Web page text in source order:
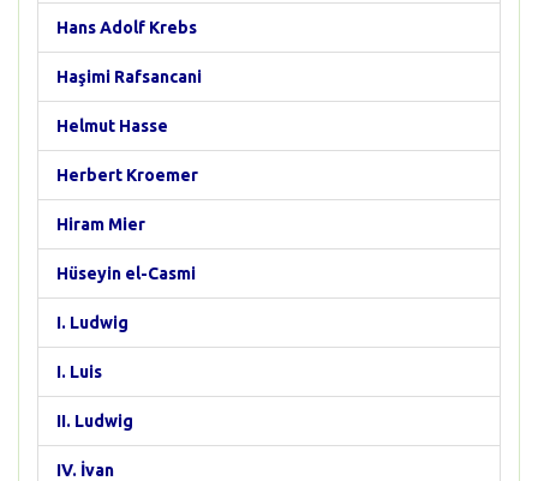
Hans Adolf Krebs
Haşimi Rafsancani
Helmut Hasse
Herbert Kroemer
Hiram Mier
Hüseyin el-Casmi
I. Ludwig
I. Luis
II. Ludwig
IV. İvan